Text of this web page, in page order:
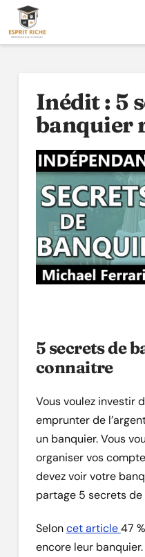
Inédit : 5
banquier
5 secrets de
connaitre
Vous voulez investir
emprunter de
un banquier. Vous
organiser vos
devez voir votre
partage 5 secrets de
Seloncet article47
encore leur